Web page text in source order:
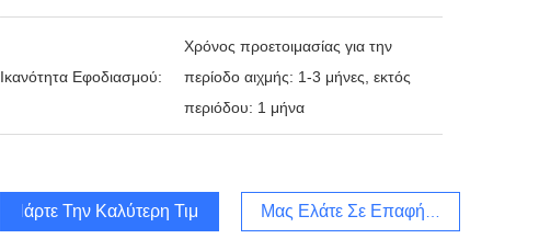
Ικανότητα Εφοδιασμού:
Χρόνος προετοιμασίας για την
περίοδο αιχμής: 1-3 μήνες, εκτός
περιόδου: 1 μήνα
Πάρτε Την Καλύτερη Τιμή Μας Ελάτε Σε Επαφή Με